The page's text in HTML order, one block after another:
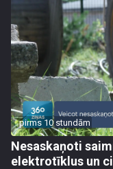
pirms 10 stundām
Nesaskaņoti
elektrotīklus un